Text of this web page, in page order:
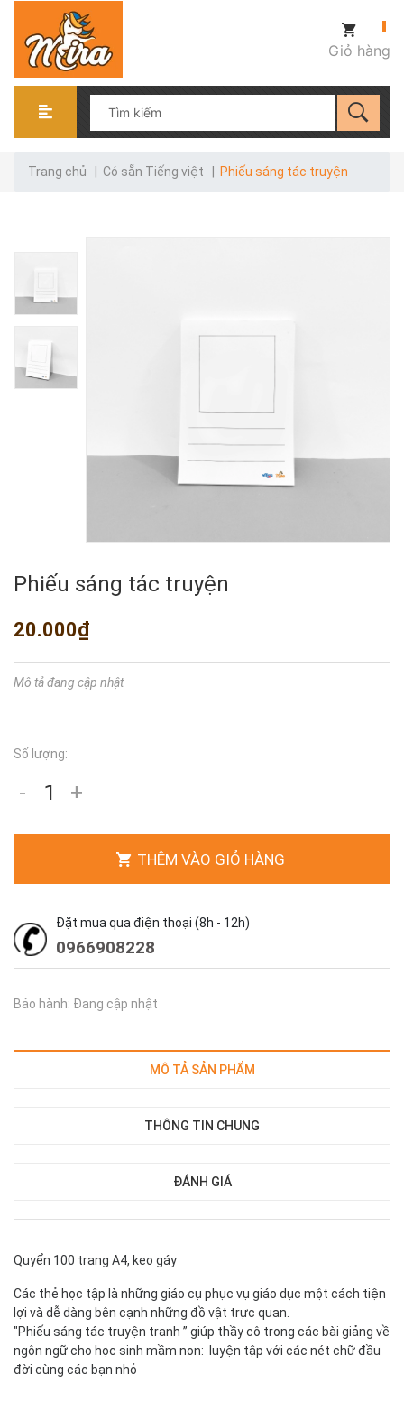
Giỏ hàng
Trang chủ Có sẵn Tiếng việt Phiếu sáng tác truyện
Phiếu sáng tác truyện
20.000₫
Mô tả đang cập nhật
Số lượng:
- +
THÊM VÀO GIỎ HÀNG
Đặt mua qua điện thoại (8h - 12h)
0966908228
Bảo hành: Đang cập nhật
MÔ TẢ SẢN PHẨM
THÔNG TIN CHUNG
ĐÁNH GIÁ
Quyển 100 trang A4, keo gáy
Các thẻ học tập là những giáo cụ phục vụ giáo dục một cách tiện
lợi và dễ dàng bên cạnh những đồ vật trực quan.
"Phiếu sáng tác truyện tranh ” giúp thầy cô trong các bài giảng về
ngôn ngữ cho học sinh mầm non: luyện tập với các nét chữ đầu
đời cùng các bạn nhỏ